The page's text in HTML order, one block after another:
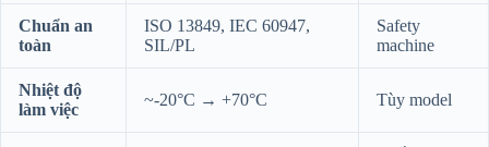
Chuẩn an
toàn
ISO 13849, IEC 60947,
SIL/PL
Safety
machine
Nhiệt độ
làm việc
~-20°C → +70°C Tùy model